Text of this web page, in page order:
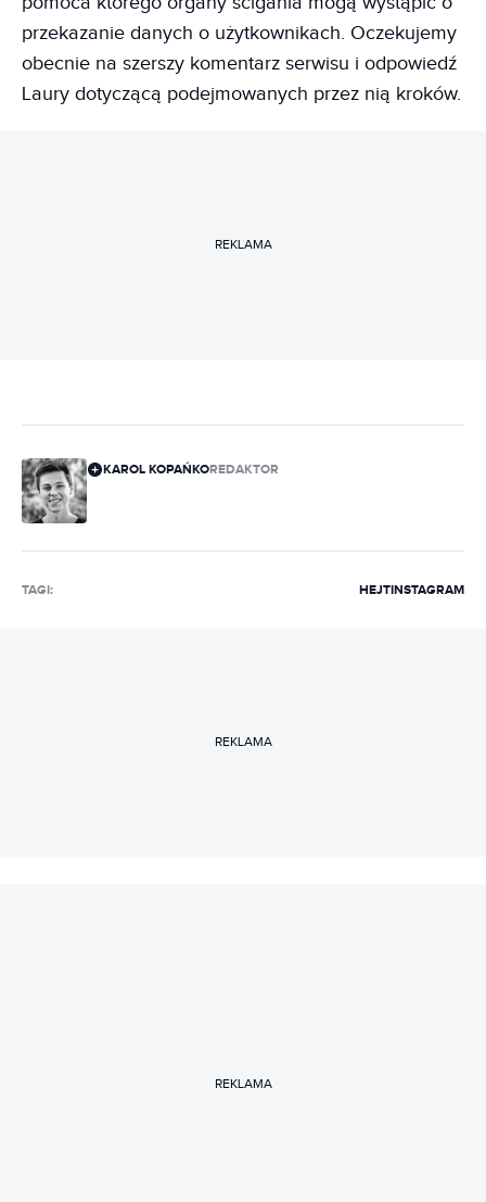
przekazanie danych o użytkownikach. Oczekujemy
obecnie na szerszy komentarz serwisu i odpowiedź
Laury dotyczącą podejmowanych przez nią kroków.
REKLAMA
KAROL KOPAŃKOREDAKTOR
TAGI: HEJTINSTAGRAM
REKLAMA
REKLAMA